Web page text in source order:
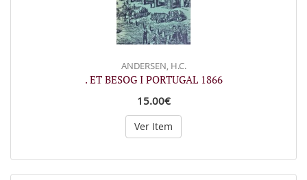
ANDERSEN, H.C.
. ET BESOG I PORTUGAL 1866
15.00€
Ver Item